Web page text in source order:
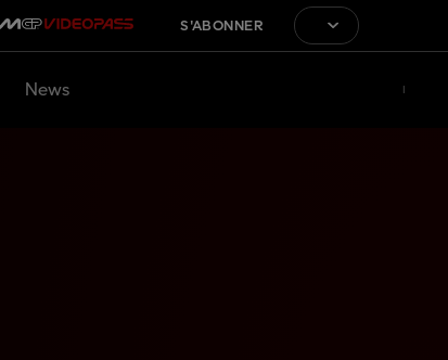
S'ABONNER
News